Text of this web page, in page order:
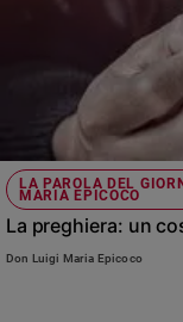
LA PAROLA DEL
MARIA EPICOCO
La preghiera: un
Don Luigi Maria Epicoco